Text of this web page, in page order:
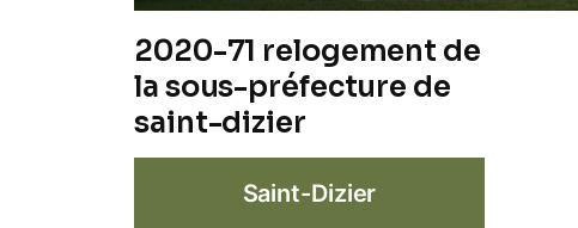
2020-71 relogement de
la sous-préfecture de
saint-dizier
Saint-Dizier